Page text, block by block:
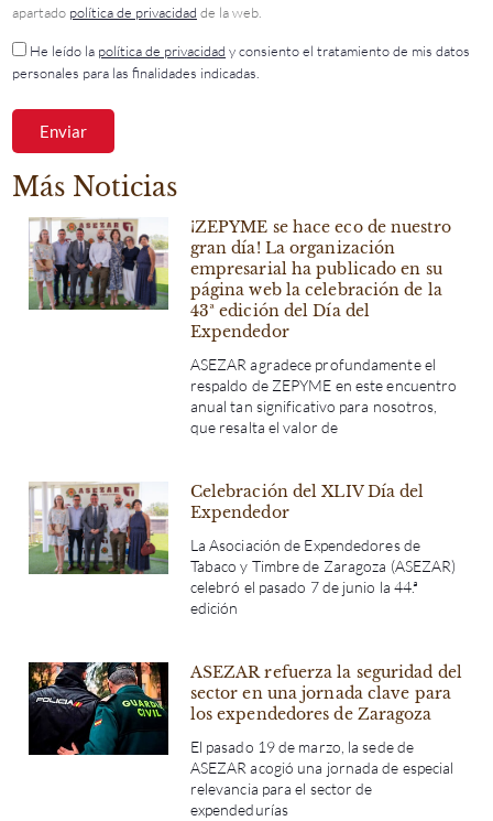
apartado política de privacidad de la web.
He leído la política de privacidad y consiento el tratamiento de mis datos
personales para las finalidades indicadas.
Enviar
Más Noticias
¡ZEPYME se hace eco de nuestro
gran día! La organización
empresarial ha publicado en su
página web la celebración de la
43ª edición del Día del
Expendedor
ASEZAR agradece profundamente el
respaldo de ZEPYME en este encuentro
anual tan significativo para nosotros,
que resalta el valor de
Celebración del XLIV Día del
Expendedor
La Asociación de Expendedores de
Tabaco y Timbre de Zaragoza (ASEZAR)
celebró el pasado 7 de junio la 44.ª
edición
ASEZAR refuerza la seguridad del
sector en una jornada clave para
los expendedores de Zaragoza
El pasado 19 de marzo, la sede de
ASEZAR acogió una jornada de especial
relevancia para el sector de
expendedurías